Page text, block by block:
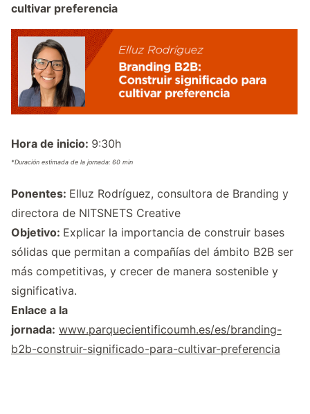
cultivar preferencia
Hora de inicio: 9:30h
*Duración estimada de la jornada: 60 min
Ponentes: Elluz Rodríguez, consultora de Branding y
directora de NITSNETS Creative
Objetivo: Explicar la importancia de construir bases
sólidas que permitan a compañías del ámbito B2B ser
más competitivas, y crecer de manera sostenible y
significativa.
Enlace a la
jornada: www.parquecientificoumh.es/es/branding-
b2b-construir-significado-para-cultivar-preferencia